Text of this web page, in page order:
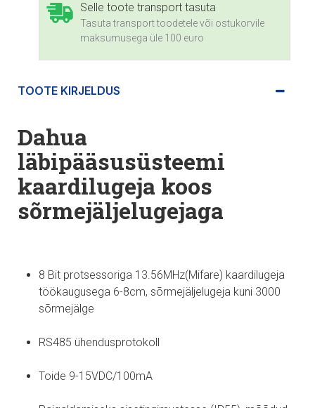
Selle toote transport tasuta
Tasuta transport toodetele või ostukorvile
maksumusega üle 100 euro
TOOTE KIRJELDUS
Dahua
läbipääsusüsteemi
kaardilugeja koos
sõrmejäljelugejaga
8 Bit protsessoriga 13.56MHz(Mifare) kaardilugeja
töökaugusega 6-8cm, sõrmejäljelugeja kuni 3000
sõrmejälge
RS485 ühendusprotokoll
Toide 9-15VDC/100mA